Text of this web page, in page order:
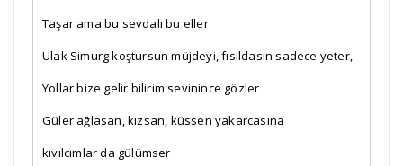
Taşar ama bu sevdalı bu eller
Ulak Simurg koştursun müjdeyi, fısıldasın sadece yeter,
Yollar bize gelir bilirim sevinince gözler
Güler ağlasan, kızsan, küssen yakarcasına
kıvılcımlar da gülümser